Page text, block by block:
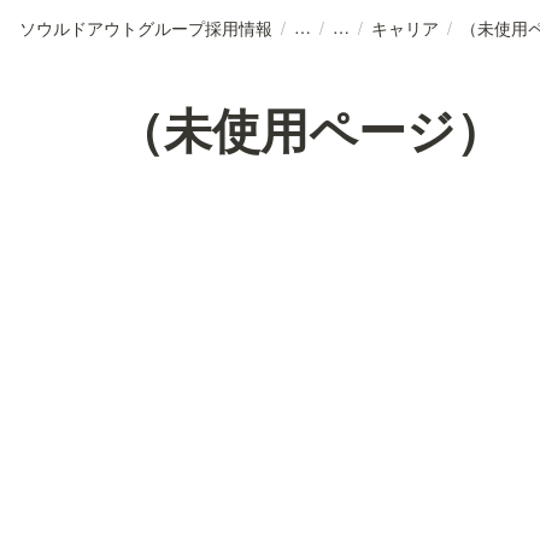
ソウルドアウトグループ採用情報 / / / キャリア / （未使用
（未使用ページ）